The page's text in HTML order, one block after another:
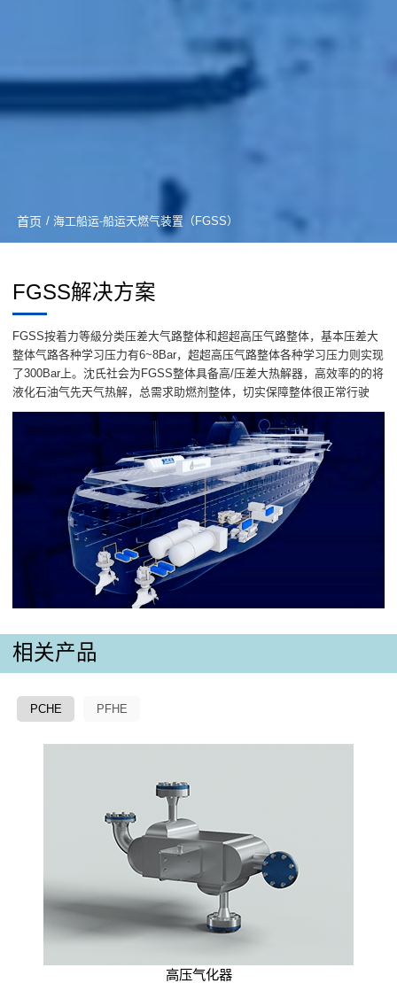
首页 / 海工船运-船运天燃气装置（FGSS）
FGSS解决方案
FGSS按着力等級分类压差大气路整体和超超高压气路整体，基本压差大
整体气路各种学习压力有6~8Bar，超超高压气路整体各种学习压力则实现
了300Bar上。沈氏社会为FGSS整体具备高/压差大热解器，高效率的的将
液化石油气先天气热解，总需求助燃剂整体，切实保障整体很正常行驶
相关产品
PCHE PFHE
高压气化器